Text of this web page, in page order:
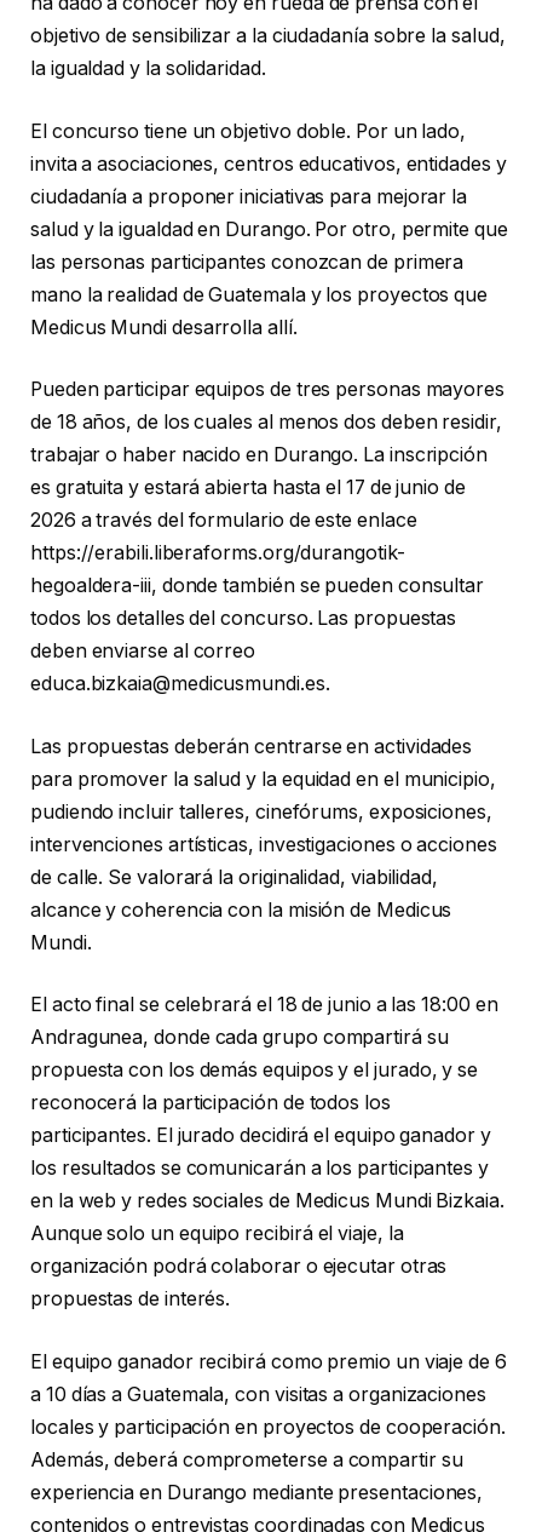
objetivo de sensibilizar a la ciudadanía sobre la salud,
la igualdad y la solidaridad.
El concurso tiene un objetivo doble. Por un lado,
invita a asociaciones, centros educativos, entidades y
ciudadanía a proponer iniciativas para mejorar la
salud y la igualdad en Durango. Por otro, permite que
las personas participantes conozcan de primera
mano la realidad de Guatemala y los proyectos que
Medicus Mundi desarrolla allí.
Pueden participar equipos de tres personas mayores
de 18 años, de los cuales al menos dos deben residir,
trabajar o haber nacido en Durango. La inscripción
es gratuita y estará abierta hasta el 17 de junio de
2026 a través del formulario de este enlace
https://erabili.liberaforms.org/durangotik-
hegoaldera-iii, donde también se pueden consultar
todos los detalles del concurso. Las propuestas
deben enviarse al correo
educa.bizkaia@medicusmundi.es.
Las propuestas deberán centrarse en actividades
para promover la salud y la equidad en el municipio,
pudiendo incluir talleres, cinefórums, exposiciones,
intervenciones artísticas, investigaciones o acciones
de calle. Se valorará la originalidad, viabilidad,
alcance y coherencia con la misión de Medicus
Mundi.
El acto final se celebrará el 18 de junio a las 18:00 en
Andragunea, donde cada grupo compartirá su
propuesta con los demás equipos y el jurado, y se
reconocerá la participación de todos los
participantes. El jurado decidirá el equipo ganador y
los resultados se comunicarán a los participantes y
en la web y redes sociales de Medicus Mundi Bizkaia.
Aunque solo un equipo recibirá el viaje, la
organización podrá colaborar o ejecutar otras
propuestas de interés.
El equipo ganador recibirá como premio un viaje de 6
a 10 días a Guatemala, con visitas a organizaciones
locales y participación en proyectos de cooperación.
Además, deberá comprometerse a compartir su
experiencia en Durango mediante presentaciones,
contenidos o entrevistas coordinadas con Medicus